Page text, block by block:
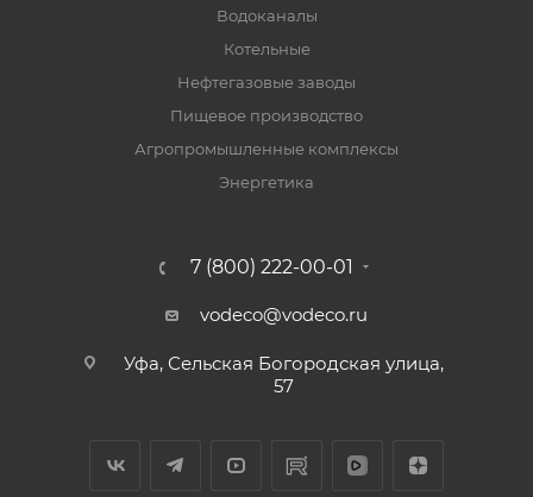
Водоканалы
Котельные
Нефтегазовые заводы
Пищевое производство
Агропромышленные комплексы
Энергетика
7 (800) 222-00-01
vodeco@vodeco.ru
Уфа, Сельская Богородская улица,
57